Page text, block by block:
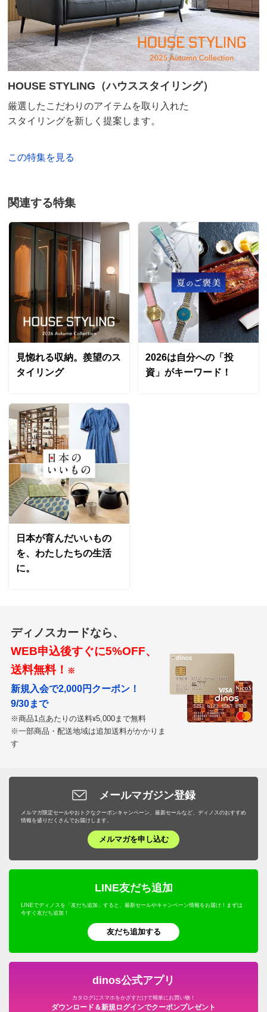
HOUSE STYLING（ハウススタイリング）
厳選したこだわりのアイテムを取り入れた
スタイリングを新しく提案します。
この特集を見る
関連する特集
見惚れる収納。羨望のス
タイリング
2026は自分への「投
資」がキーワード！
日本が育んだいいもの
を、わたしたちの生活
に。
ディノスカードなら、
WEB申込後すぐに5%OFF、
送料無料！ ※
新規入会で2,000円クーポン！
9/30まで
※商品1点あたりの送料¥5,000まで無料
※一部商品・配送地域は追加送料がかかりま
す
メールマガジン登録
メルマガ限定セールやおトクなクーポンキャンペーン、最新セールなど、ディノスのおすすめ
情報を盛りだくさんでお届けします。
メルマガを申し込む
LINE友だち追加
LINEでディノスを「友だち追加」すると、最新セールやキャンペーン情報をお届け！まずは
今すぐ友だち追加！
友だち追加する
dinos公式アプリ
カタログにスマホをかざすだけで簡単にお買い物！
ダウンロード＆新規ログインでクーポンプレゼント